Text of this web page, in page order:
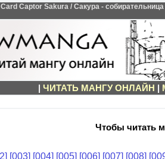
Captor Sakura / Сакура -
| ЧИТАТЬ МАНГУ ОНЛАЙН |
Чтобы читать
[003] [004] [005] [006] [007] [008]